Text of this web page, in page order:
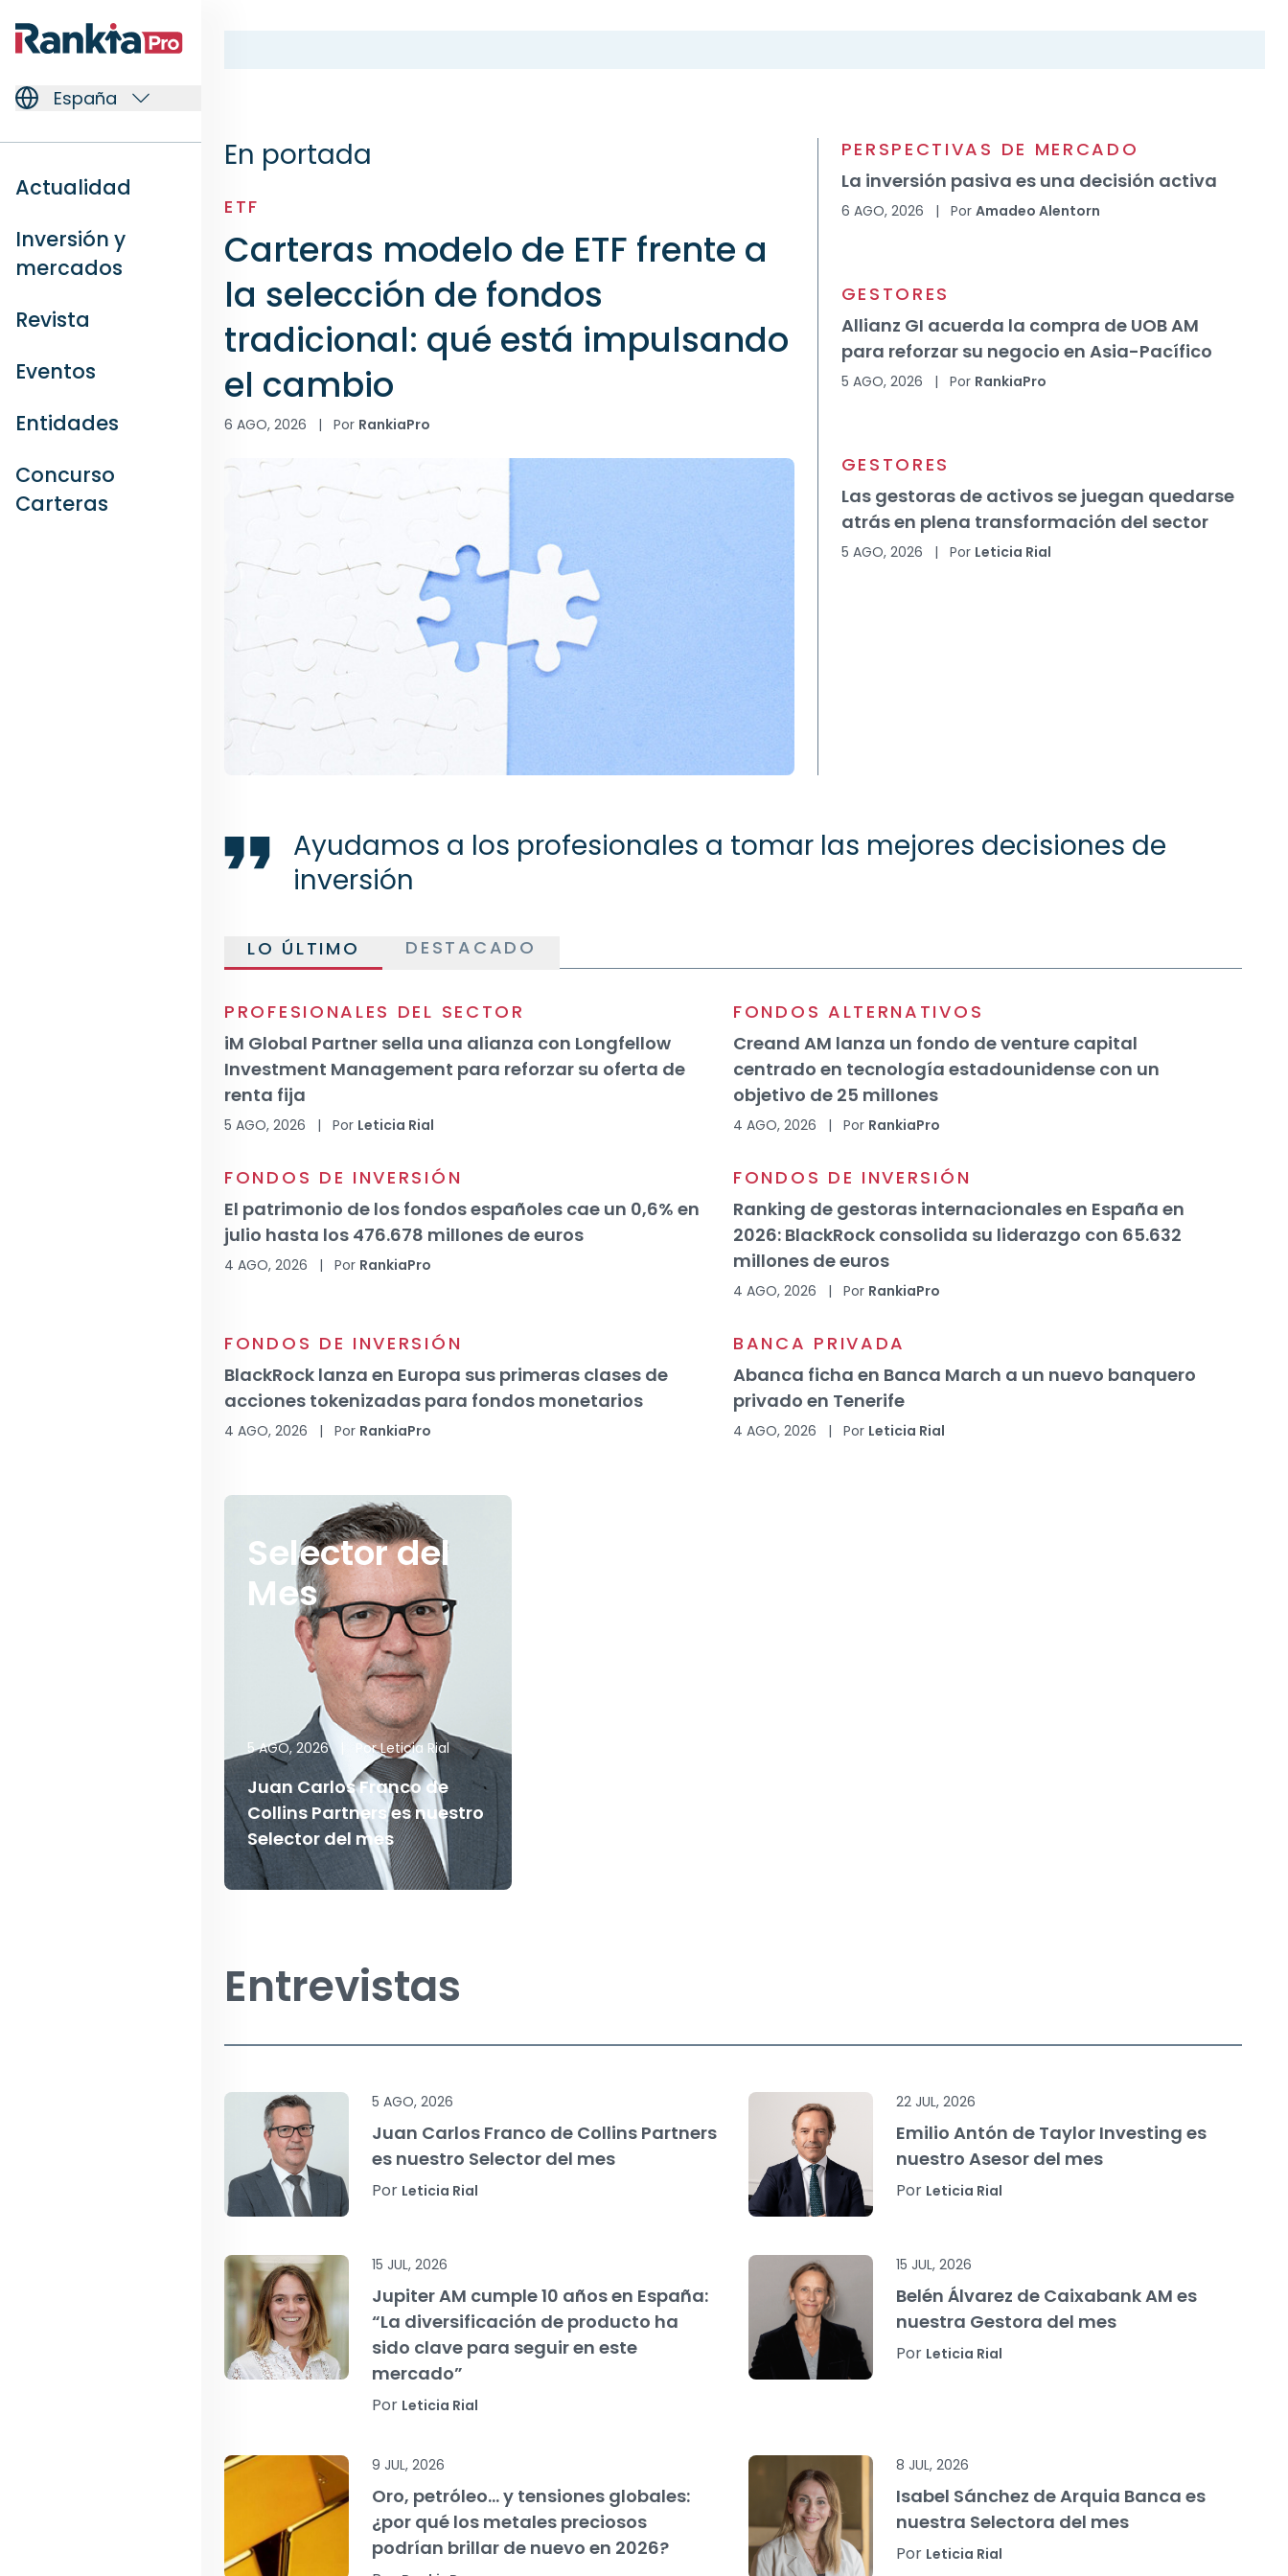
España
Actualidad
Inversión y
mercados
Revista
Eventos
Entidades
Concurso
Carteras
En portada
ETF
Carteras modelo de ETF frente a
la selección de fondos
tradicional: qué está impulsando
el cambio
6 AGO, 2026 | Por RankiaPro
PERSPECTIVAS DE MERCADO
La inversión pasiva es una decisión activa
6 AGO, 2026 | Por Amadeo Alentorn
GESTORES
Allianz GI acuerda la compra de UOB AM
para reforzar su negocio en Asia-Pacífico
5 AGO, 2026 | Por RankiaPro
GESTORES
Las gestoras de activos se juegan quedarse
atrás en plena transformación del sector
5 AGO, 2026 | Por Leticia Rial
Ayudamos a los profesionales a tomar las mejores decisiones de
inversión
LO ÚLTIMO DESTACADO
PROFESIONALES DEL SECTOR
iM Global Partner sella una alianza con Longfellow
Investment Management para reforzar su oferta de
renta fija
5 AGO, 2026 | Por Leticia Rial
FONDOS ALTERNATIVOS
Creand AM lanza un fondo de venture capital
centrado en tecnología estadounidense con un
objetivo de 25 millones
4 AGO, 2026 | Por RankiaPro
FONDOS DE INVERSIÓN
El patrimonio de los fondos españoles cae un 0,6% en
julio hasta los 476.678 millones de euros
4 AGO, 2026 | Por RankiaPro
FONDOS DE INVERSIÓN
Ranking de gestoras internacionales en España en
2026: BlackRock consolida su liderazgo con 65.632
millones de euros
4 AGO, 2026 | Por RankiaPro
FONDOS DE INVERSIÓN
BlackRock lanza en Europa sus primeras clases de
acciones tokenizadas para fondos monetarios
4 AGO, 2026 | Por RankiaPro
BANCA PRIVADA
Abanca ficha en Banca March a un nuevo banquero
privado en Tenerife
4 AGO, 2026 | Por Leticia Rial
Selector del
Mes
5 AGO, 2026| Por Leticia Rial
Juan Carlos Franco de
Collins Partners es nuestro
Selector del mes
Entrevistas
5 AGO, 2026
Juan Carlos Franco de Collins Partners
es nuestro Selector del mes
Por Leticia Rial
22 JUL, 2026
Emilio Antón de Taylor Investing es
nuestro Asesor del mes
Por Leticia Rial
15 JUL, 2026
Jupiter AM cumple 10 años en España:
“La diversificación de producto ha
sido clave para seguir en este
mercado”
Por Leticia Rial
15 JUL, 2026
Belén Álvarez de Caixabank AM es
nuestra Gestora del mes
Por Leticia Rial
9 JUL, 2026
Oro, petróleo… y tensiones globales:
¿por qué los metales preciosos
podrían brillar de nuevo en 2026?
8 JUL, 2026
Isabel Sánchez de Arquia Banca es
nuestra Selectora del mes
Por Leticia Rial